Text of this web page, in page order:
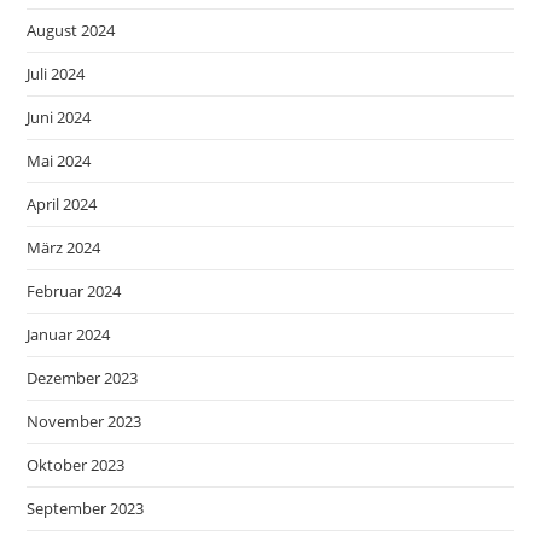
August 2024
Juli 2024
Juni 2024
Mai 2024
April 2024
März 2024
Februar 2024
Januar 2024
Dezember 2023
November 2023
Oktober 2023
September 2023